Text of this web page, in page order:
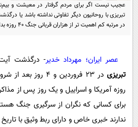
سرگرمی
محیط زیست
سلامت
فرهنگی
پیامک
روانشناسی
عجیب نیست اگر برای مردم گرفتار در معیشت و
در مرتبه کم اهمیت تر از هزاران قربانی جنگ 40 روزه بدانند.
عصر ایران؛ مهرداد خدیر- درگذشت
تبریزی
روزه آمریکا و اسراییل و یک روز پس از
برای کسانی که نگران از سرگیری جنگ
ندارند خبری خاص و دارای ربط وثیق با